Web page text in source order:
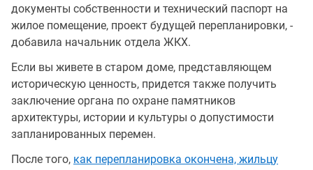
документы собственности и технический паспорт на
жилое помещение, проект будущей перепланировки, -
добавила начальник отдела ЖКХ.
Если вы живете в старом доме, представляющем
историческую ценность, придется также получить
заключение органа по охране памятников
архитектуры, истории и культуры о допустимости
запланированных перемен.
После того, как перепланировка окончена, жильцу